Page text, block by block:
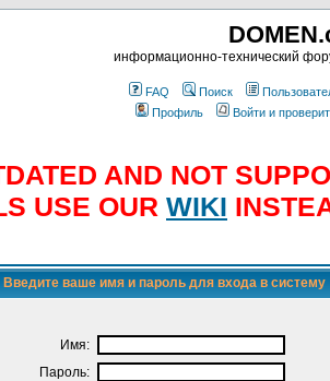
информационно-технический
FAQ Поиск
Профиль
Войти и
AND NOT
USE OUR WIKI
Введите ваше имя и пароль для входа в систему
Имя:
Пароль: